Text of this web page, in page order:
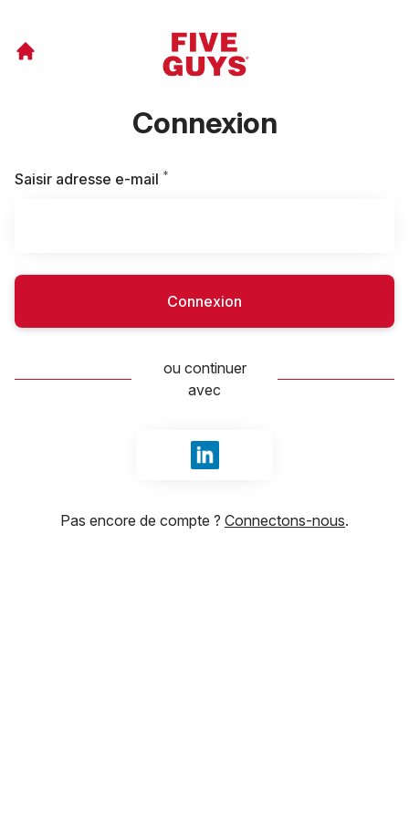
Connexion
Saisir adresse e-mail *
Connexion
ou continuer
avec
Se connecter avec LinkedIn
Pas encore de compte ? Connectons-nous.